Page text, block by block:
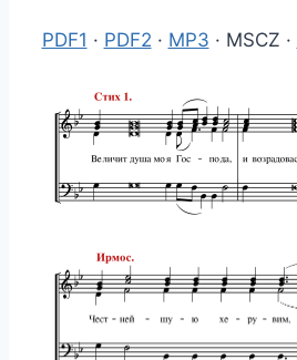
PDF1 · PDF2 · MP3 · MSCZ ·